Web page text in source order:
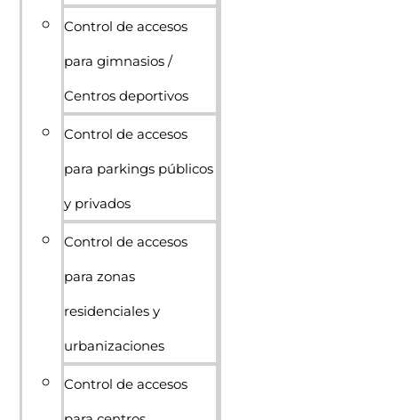
Control de accesos
para gimnasios /
Centros deportivos
Control de accesos
para parkings públicos
y privados
Control de accesos
para zonas
residenciales y
urbanizaciones
Control de accesos